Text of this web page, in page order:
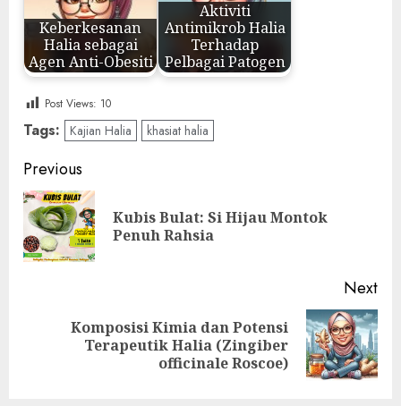
Keberkesanan
Halia sebagai
Agen Anti-Obesiti
Aktiviti
Antimikrob Halia
Terhadap
Pelbagai Patogen
Post Views: 10
Tags: Kajian Halia khasiat halia
Post
navigation
Previous
Kubis Bulat: Si Hijau Montok
Penuh Rahsia
Next
Komposisi Kimia dan Potensi
Terapeutik Halia (Zingiber
officinale Roscoe)